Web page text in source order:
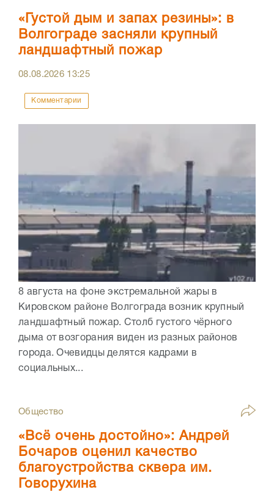
«Густой дым и запах резины»: в
Волгограде засняли крупный
ландшафтный пожар
08.08.2026 13:25
Комментарии
8 августа на фоне экстремальной жары в
Кировском районе Волгограда возник крупный
ландшафтный пожар. Столб густого чёрного
дыма от возгорания виден из разных районов
города. Очевидцы делятся кадрами в
социальных...
Общество
«Всё очень достойно»: Андрей
Бочаров оценил качество
благоустройства сквера им.
Говорухина